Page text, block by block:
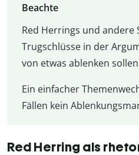
Beachte
Red Herrings und andere
Trugschlüsse in der
von etwas ablenken
Ein einfacher
Fällen kein
Red Herring als